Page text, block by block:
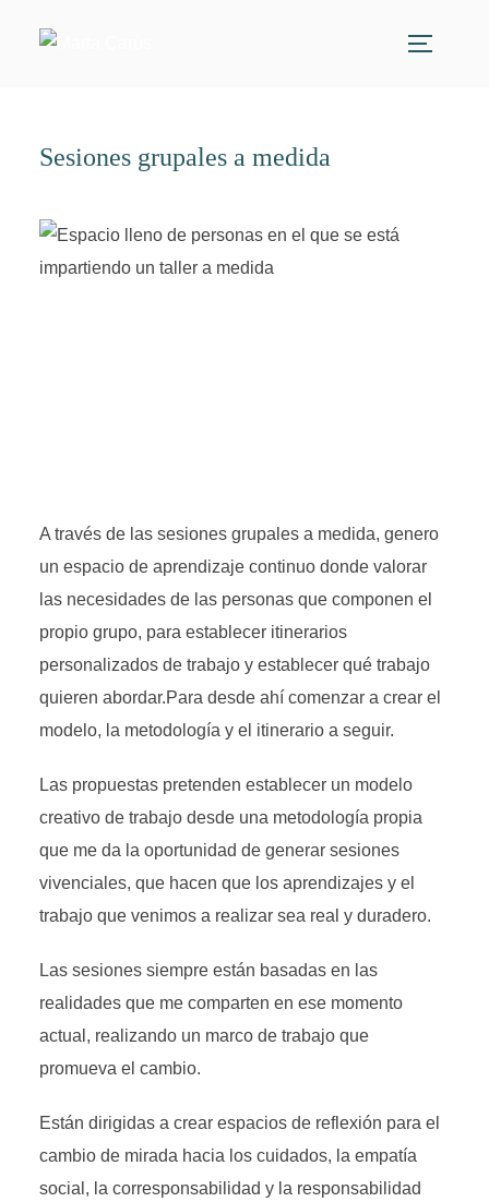
Sesiones grupales a medida
A través de las sesiones grupales a medida, genero
un espacio de aprendizaje continuo donde valorar
las necesidades de las personas que componen el
propio grupo, para establecer itinerarios
personalizados de trabajo y establecer qué trabajo
quieren abordar.Para desde ahí comenzar a crear el
modelo, la metodología y el itinerario a seguir.
Las propuestas pretenden establecer un modelo
creativo de trabajo desde una metodología propia
que me da la oportunidad de generar sesiones
vivenciales, que hacen que los aprendizajes y el
trabajo que venimos a realizar sea real y duradero.
Las sesiones siempre están basadas en las
realidades que me comparten en ese momento
actual, realizando un marco de trabajo que
promueva el cambio.
Están dirigidas a crear espacios de reflexión para el
cambio de mirada hacia los cuidados, la empatía
social, la corresponsabilidad y la responsabilidad